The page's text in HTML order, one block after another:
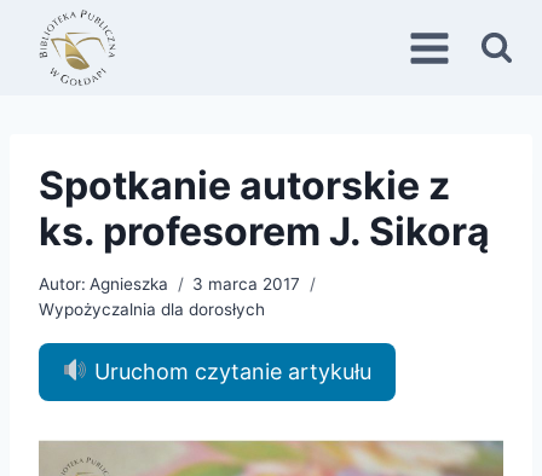
Przejdź
treści
Spotkanie autorskie z
ks. profesorem J. Sikorą
Autor: Agnieszka
3 marca 2017
Wypożyczalnia dla dorosłych
Uruchom czytanie artykułu